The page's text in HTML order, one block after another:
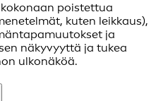
poistettua
kuten leikkaus),
ja
näkyvyyttä ja tukea
ulkonäköä.